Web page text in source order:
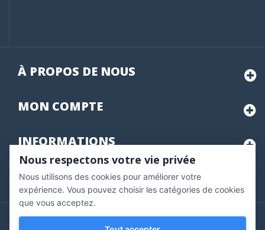
À PROPOS DE NOUS
MON COMPTE
INFORMATIONS
Marchand approuvé par la Société des Avis Garantis,
pour vérifier .
Copyright © 2020 Vernazobres Grego - tous droits
Nous respectons votre vie privée
Nous utilisons des cookies pour améliorer votre
expérience. Vous pouvez choisir les catégories de cookies
que vous acceptez.